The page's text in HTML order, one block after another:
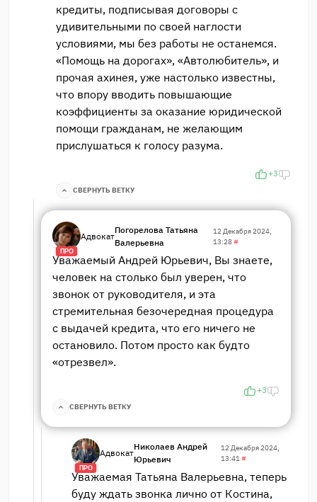
кредиты, подписывая договоры с
удивительными по своей наглости
условиями, мы без работы не останемся.
«Помощь на дорогах», «Автолюбитель», и
прочая ахинея, уже настолько известны,
что впору вводить повышающие
коэффициенты за оказание юридической
помощи гражданам, не желающим
прислушаться к голосу разума.
+3
СВЕРНУТЬ ВЕТКУ
ПРО
Адвокат
Погорелова Татьяна
Валерьевна
12 Декабря 2024,
13:28#
Уважаемый Андрей Юрьевич, Вы знаете,
человек на столько был уверен, что
звонок от руководителя, и эта
стремительная безочередная процедура
с выдачей кредита, что его ничего не
остановило. Потом просто как будто
«отрезвел».
+3
СВЕРНУТЬ ВЕТКУ
ПРО
Адвокат
Николаев Андрей
Юрьевич
12 Декабря 2024,
13:41#
Уважаемая Татьяна Валерьевна, теперь
буду ждать звонка лично от Костина,